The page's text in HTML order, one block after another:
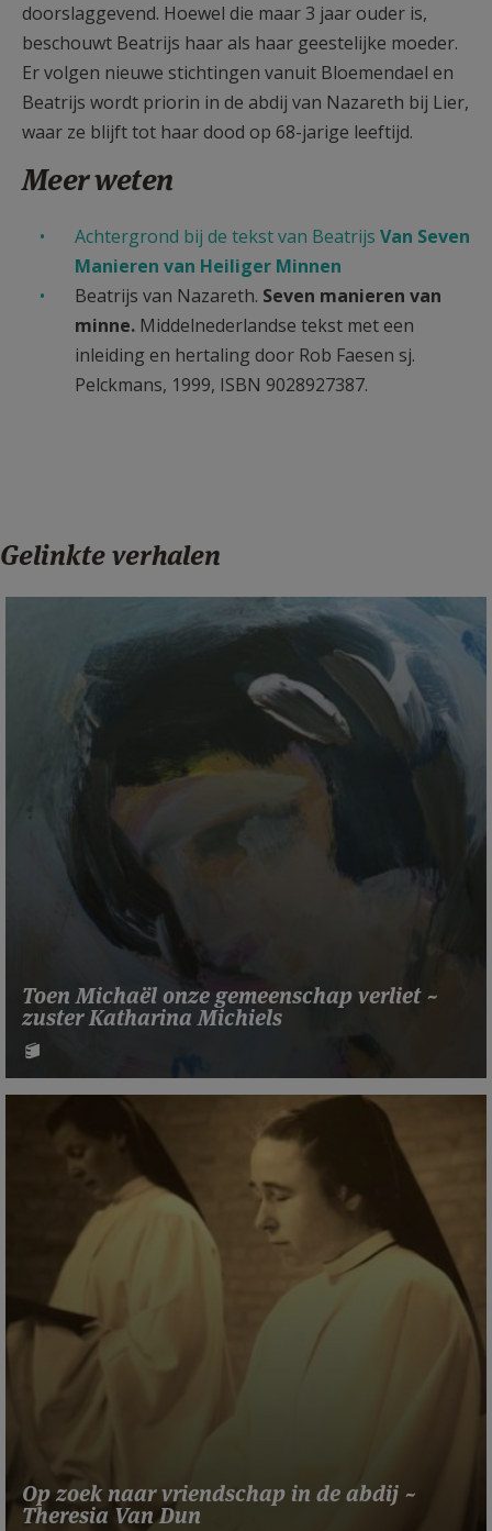
doorslaggevend. Hoewel die maar 3 jaar ouder is,
beschouwt Beatrijs haar als haar geestelijke moeder.
Er volgen nieuwe stichtingen vanuit Bloemendael en
Beatrijs wordt priorin in de abdij van Nazareth bij Lier,
waar ze blijft tot haar dood op 68-jarige leeftijd.
Meer weten
Achtergrond bij de tekst van Beatrijs Van Seven
Manieren van Heiliger Minnen
Beatrijs van Nazareth. Seven manieren van
minne. Middelnederlandse tekst met een
inleiding en hertaling door Rob Faesen sj.
Pelckmans, 1999, ISBN 9028927387.
Gelinkte verhalen
Toen Michaël onze gemeenschap verliet ~
zuster Katharina Michiels
Op zoek naar vriendschap in de abdij ~
Theresia Van Dun